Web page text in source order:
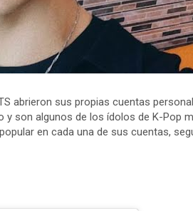
abrieron sus propias cuentas
son algunos de los ídolos de K-Pop
en cada una de sus cuentas,